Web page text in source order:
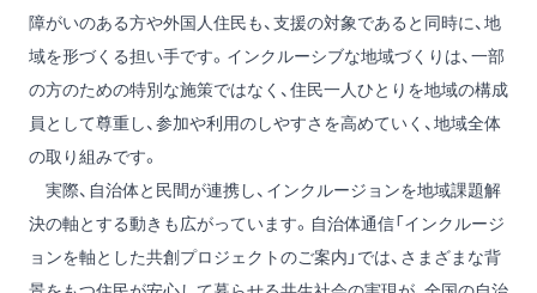
障がいのある方や外国人住民も、支援の対象であると同時に、地
域を形づくる担い手です。インクルーシブな地域づくりは、一部
の方のための特別な施策ではなく、住民一人ひとりを地域の構成
員として尊重し、参加や利用のしやすさを高めていく、地域全体
の取り組みです。
実際、自治体と民間が連携し、インクルージョンを地域課題解
決の軸とする動きも広がっています。自治体通信「インクルージ
ョンを軸とした共創プロジェクトのご案内」では、さまざまな背